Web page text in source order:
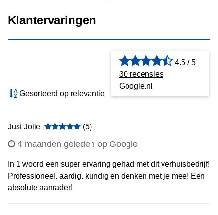
Klantervaringen
Gesorteerd op relevantie
4.5 / 5
30 recensies
Google.nl
Just Jolie (5)
4 maanden geleden op Google
In 1 woord een super ervaring gehad met dit verhuisbedrijf!
Professioneel, aardig, kundig en denken met je mee! Een
absolute aanrader!